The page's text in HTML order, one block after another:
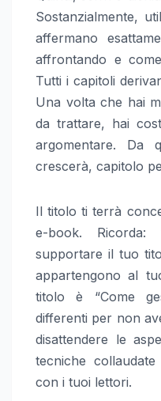
Sostanzialmente,
affermano
affrontando e
Tutti i capitoli
Una volta che hai
da trattare, hai
argomentare. Da
crescerà, capitolo
Il titolo ti terrà
e-book.
supportare il tuo
appartengono al
titolo è “Come
differenti per non
disattendere le
tecniche
con i tuoi lettori.